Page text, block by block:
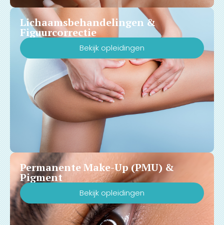
Lichaamsbehandelingen &
Figuurcorrectie
Bekijk opleidingen
Permanente Make-Up (PMU) &
Pigment
Bekijk opleidingen